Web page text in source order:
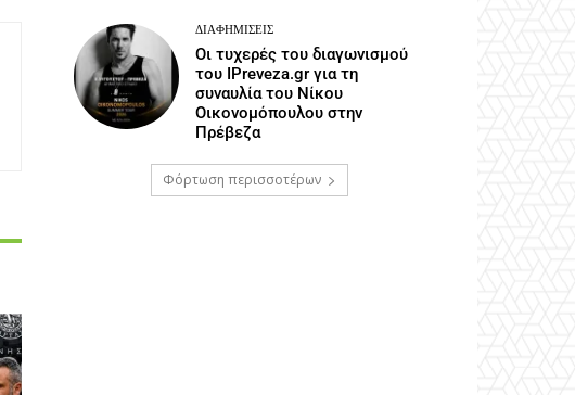
ΔΙΑΦΗΜΊΣΕΙΣ
Οι τυχερές του διαγωνισμού
του IPreveza.gr για τη
συναυλία του Νίκου
Οικονομόπουλου στην
Πρέβεζα
Φόρτωση περισσοτέρων